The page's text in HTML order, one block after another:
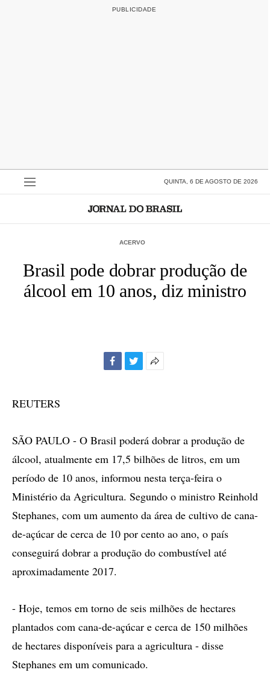
QUINTA, 6 DE AGOSTO DE 2026
ACERVO
Brasil pode dobrar produção de
álcool em 10 anos, diz ministro
REUTERS
SÃO PAULO - O Brasil poderá dobrar a produção de
álcool, atualmente em 17,5 bilhões de litros, em um
período de 10 anos, informou nesta terça-feira o
Ministério da Agricultura. Segundo o ministro Reinhold
Stephanes, com um aumento da área de cultivo de cana-
de-açúcar de cerca de 10 por cento ao ano, o país
conseguirá dobrar a produção do combustível até
aproximadamente 2017.
- Hoje, temos em torno de seis milhões de hectares
plantados com cana-de-açúcar e cerca de 150 milhões
de hectares disponíveis para a agricultura - disse
Stephanes em um comunicado.